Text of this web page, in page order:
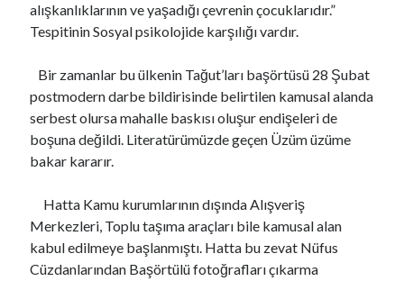
alışkanlıklarının ve yaşadığı çevrenin çocuklarıdır.”
Tespitinin Sosyal psikolojide karşılığı vardır.
Bir zamanlar bu ülkenin Tağut’ları başörtüsü 28 Şubat
postmodern darbe bildirisinde belirtilen kamusal alanda
serbest olursa mahalle baskısı oluşur endişeleri de
boşuna değildi. Literatürümüzde geçen Üzüm üzüme
bakar kararır.
Hatta Kamu kurumlarının dışında Alışveriş
Merkezleri, Toplu taşıma araçları bile kamusal alan
kabul edilmeye başlanmıştı. Hatta bu zevat Nüfus
Cüzdanlarından Başörtülü fotoğrafları çıkarma